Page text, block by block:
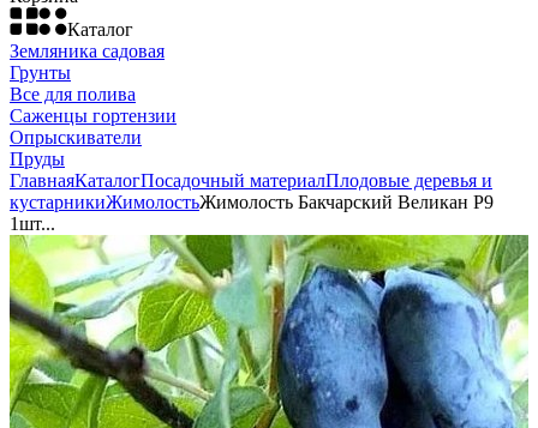
Каталог
Земляника садовая
Грунты
Все для полива
Саженцы гортензии
Опрыскиватели
Пруды
ГлавнаяКаталогПосадочный материалПлодовые деревья и
кустарникиЖимолостьЖимолость Бакчарский Великан Р9
1шт...